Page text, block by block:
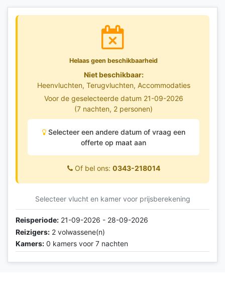
Helaas geen beschikbaarheid
Niet beschikbaar:
Heenvluchten, Terugvluchten, Accommodaties
Voor de geselecteerde datum 21-09-2026
(7 nachten, 2 personen)
Selecteer een andere datum of vraag een
offerte op maat aan
Of bel ons: 0343-218014
Selecteer vlucht en kamer voor prijsberekening
Reisperiode: 21-09-2026 - 28-09-2026
Reizigers: 2 volwassene(n)
Kamers: 0 kamers voor 7 nachten